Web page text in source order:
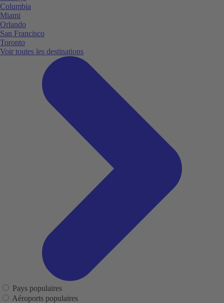
Columbia
Miami
Orlando
San Francisco
Toronto
Voir toutes les destinations
Pays populaires
Aéroports populaires